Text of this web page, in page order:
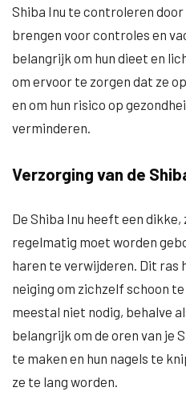
Shiba Inu te controleren
brengen voor controles en
belangrijk om hun dieet en
om ervoor te zorgen dat ze
en om hun risico op
verminderen.
Verzorging van de
De Shiba Inu heeft een
regelmatig moet worden
haren te verwijderen. Dit ras
neiging om zichzelf schoon te
meestal niet nodig, behalve
belangrijk om de oren van je
te maken en hun nagels te
ze te lang worden.